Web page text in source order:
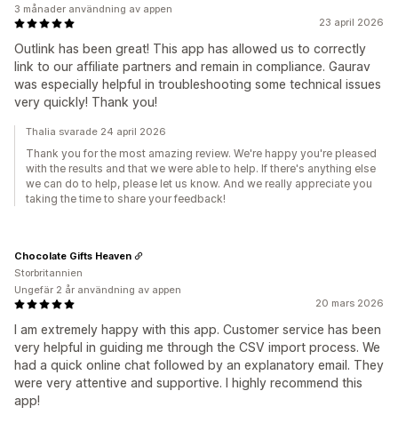
23 april 2026
Outlink has been great! This app has allowed us to correctly
link to our affiliate partners and remain in compliance. Gaurav
was especially helpful in troubleshooting some technical issues
very quickly! Thank you!
3 månader användning av appen
Thalia svarade 24 april 2026
Thank you for the most amazing review. We're happy you're pleased
with the results and that we were able to help. If there's anything else
we can do to help, please let us know. And we really appreciate you
taking the time to share your feedback!
20 mars 2026
I am extremely happy with this app. Customer service has been
very helpful in guiding me through the CSV import process. We
had a quick online chat followed by an explanatory email. They
were very attentive and supportive. I highly recommend this
app!
Chocolate Gifts Heaven
Storbritannien
Ungefär 2 år användning av appen